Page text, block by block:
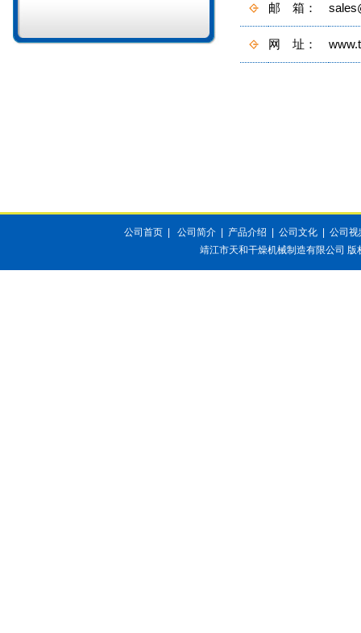
邮 箱：
网 址：
公司首页 公司简介 产品介绍 公司文化
公司视
靖江市天和干燥机械制造有限公司 版